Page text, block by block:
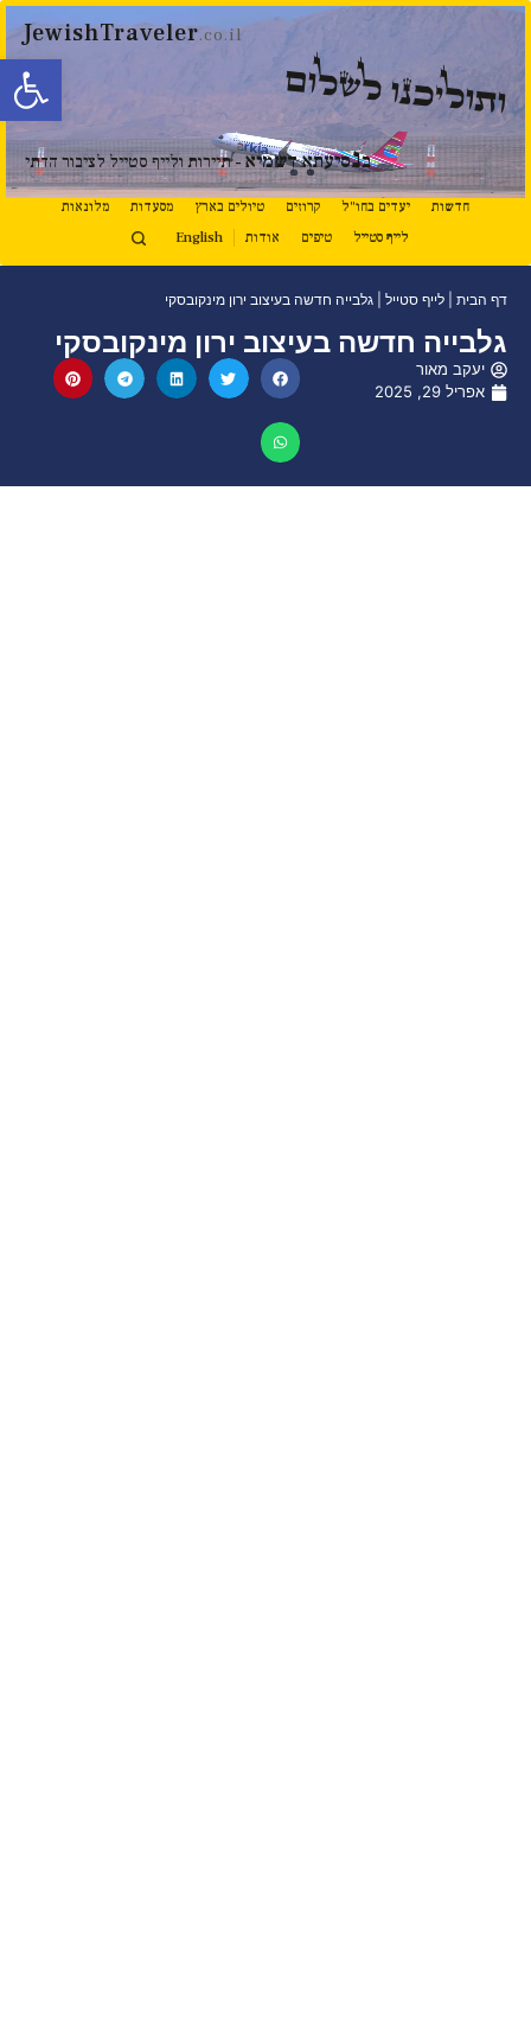
פתח
JewishTraveler.co.il
ותוליכנו לשלום
בנסיעתא דשמיא - תיירות ולייף סטייל לציבור הדתי
חדשות יעדים בחו"ל קרוזים טיולים בארץ מסעדות
מלונאות
לייף סטייל
טיפים אודות English
דף הבית לייף סטייל גלבייה חדשה בעיצוב ירון מינקובסקי
גלבייה חדשה בעיצוב ירון מינקובסקי
יעקב מאור
אפריל 29, 2025